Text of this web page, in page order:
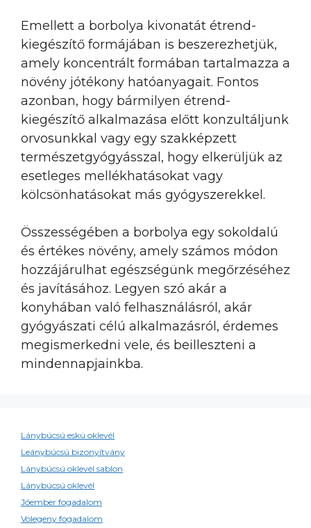
Emellett a borbolya kivonatát étrend-
kiegészítő formájában is beszerezhetjük,
amely koncentrált formában tartalmazza a
növény jótékony hatóanyagait. Fontos
azonban, hogy bármilyen étrend-
kiegészítő alkalmazása előtt konzultáljunk
orvosunkkal vagy egy szakképzett
természetgyógyásszal, hogy elkerüljük az
esetleges mellékhatásokat vagy
kölcsönhatásokat más gyógyszerekkel.
Összességében a borbolya egy sokoldalú
és értékes növény, amely számos módon
hozzájárulhat egészségünk megőrzéséhez
és javításához. Legyen szó akár a
konyhában való felhasználásról, akár
gyógyászati célú alkalmazásról, érdemes
megismerkedni vele, és beilleszteni a
mindennapjainkba.
Lánybúcsú eskü oklevél
Leánybúcsú bizonyítvány
Lánybúcsú oklevél sablon
Lánybúcsú oklevél
Jóember fogadalom
Volegeny fogadalom